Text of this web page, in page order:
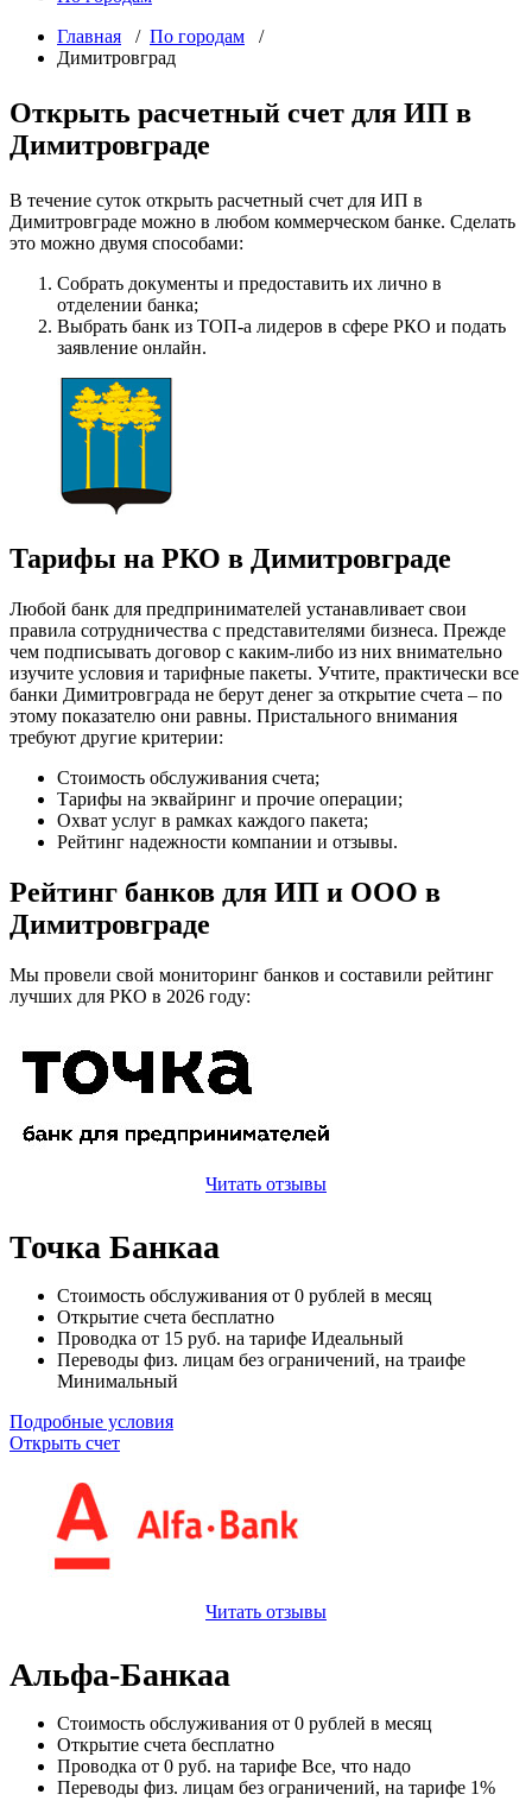
Главная / По городам /
Димитровград
Открыть расчетный счет для ИП в
Димитровграде
В течение суток открыть расчетный счет для ИП в
Димитровграде можно в любом коммерческом банке. Сделать
это можно двумя способами:
Собрать документы и предоставить их лично в
отделении банка;
Выбрать банк из ТОП-а лидеров в сфере РКО и подать
заявление онлайн.
Тарифы на РКО в Димитровграде
Любой банк для предпринимателей устанавливает свои
правила сотрудничества с представителями бизнеса. Прежде
чем подписывать договор с каким-либо из них внимательно
изучите условия и тарифные пакеты. Учтите, практически все
банки Димитровграда не берут денег за открытие счета – по
этому показателю они равны. Пристального внимания
требуют другие критерии:
Стоимость обслуживания счета;
Тарифы на эквайринг и прочие операции;
Охват услуг в рамках каждого пакета;
Рейтинг надежности компании и отзывы.
Рейтинг банков для ИП и ООО в
Димитровграде
Мы провели свой мониторинг банков и составили рейтинг
лучших для РКО в 2026 году:
Читать отзывы
Точка Банкаа
Стоимость обслуживания от 0 рублей в месяц
Открытие счета бесплатно
Проводка от 15 руб. на тарифе Идеальный
Переводы физ. лицам без ограничений, на траифе
Минимальный
Подробные условия
Открыть счет
Читать отзывы
Альфа-Банкаа
Стоимость обслуживания от 0 рублей в месяц
Открытие счета бесплатно
Проводка от 0 руб. на тарифе Все, что надо
Переводы физ. лицам без ограничений, на тарифе 1%